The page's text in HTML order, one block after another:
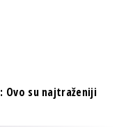
Ovo su najtraženiji